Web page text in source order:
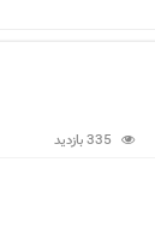
335 بازدید